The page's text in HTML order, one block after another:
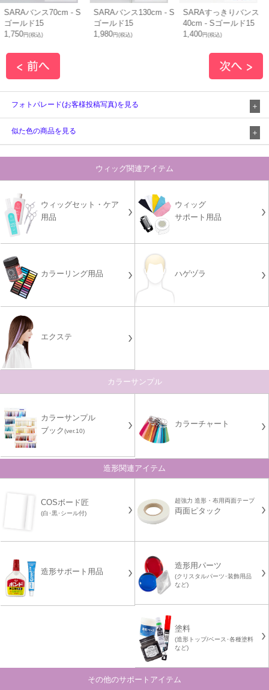
SARAバンス130cm - S
ゴールド15
1,980円(税込)
SARAすっきりバンス
40cm - Sゴールド15
1,400円(税込)
SARAすっきりバンス
70cm - Sゴールド15
1,800円(税込)
フォトパレード(お客様投稿写真)を見る
似た色の商品を見る
ウィッグ関連アイテム
ウィッグセット・ケア
用品
ウィッグ
サポート用品
カラーリング用品 ハゲヅラ
エクステ
カラーサンプル
カラーサンプル
ブック(ver.10)
カラーチャート
造形関連アイテム
COSボード匠
(白･黒･シール付)
超強力 造形・布用両面テープ
両面ピタック
造形サポート用品
造形用パーツ
(クリスタルパーツ･装飾用品
など)
塗料
(造形トップ/ベース･各種塗料
など)
その他のサポートアイテム